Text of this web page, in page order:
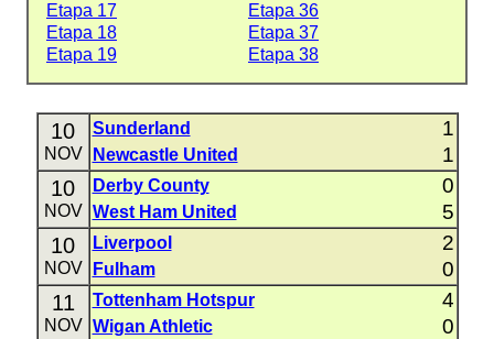
Etapa 17
Etapa 36
Etapa 18
Etapa 37
Etapa 19
Etapa 38
10
NOV
Sunderland 1
Newcastle United 1
10
NOV
Derby County 0
West Ham United 5
10
NOV
Liverpool 2
Fulham 0
11
NOV
Tottenham Hotspur 4
Wigan Athletic 0